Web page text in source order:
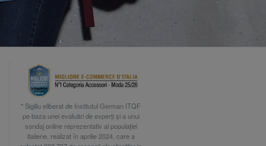
* Sigiliu eliberat de Institutul German ITQF
pe baza unei evaluări de experți și a unui
sondaj online reprezentativ al populației
italiene, realizat în aprilie 2024, care a